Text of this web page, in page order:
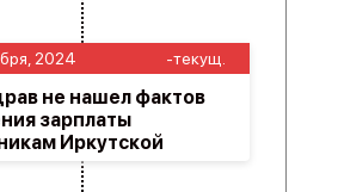
2024 -текущ.
не нашел фактов
зарплаты
Иркутской